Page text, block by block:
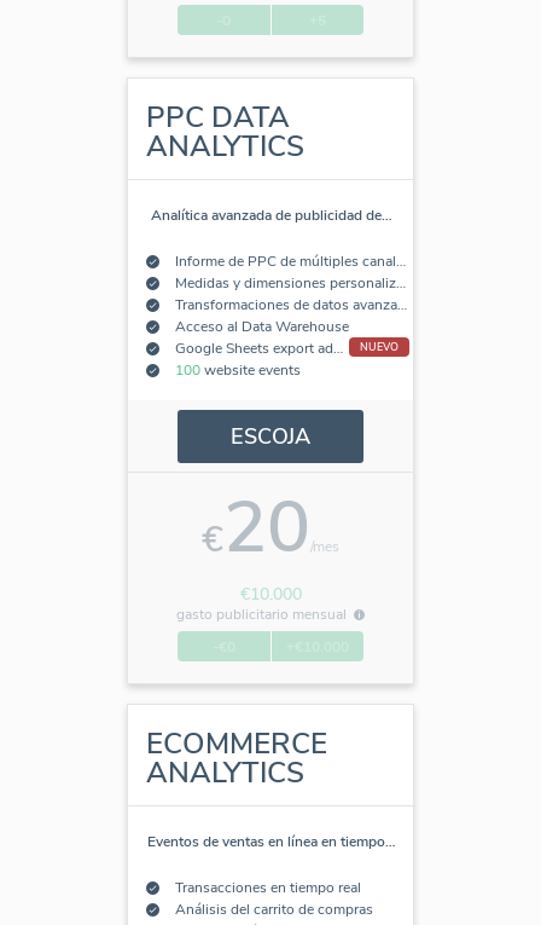
PPC DATA
ANALYTICS
Analítica avanzada de publicidad de…
Informe de PPC de múltiples canales
Medidas y dimensiones personalizadas
Transformaciones de datos avanzadas
Acceso al Data Warehouse
Google Sheets export add-on
NUEVO
100website events
ESCOJA
€20/mes
€10.000
gasto publicitario mensual
ECOMMERCE
ANALYTICS
Eventos de ventas en línea en tiempo…
Transacciones en tiempo real
Análisis del carrito de compras